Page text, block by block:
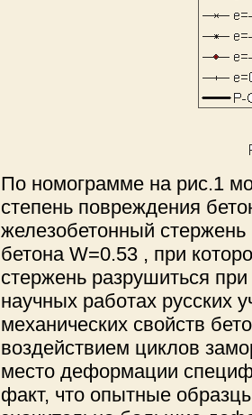
По номограмме на рис.1
степень повреждения
железобетонный
бетона W=0.53 , при
стержень разрушиться
научных работах русских
механических свойств
воздействием циклов
место деформации
факт, что опытные